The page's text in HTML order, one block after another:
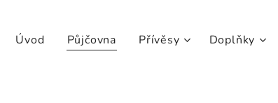
Úvod Půjčovna Přívěsy Doplňky